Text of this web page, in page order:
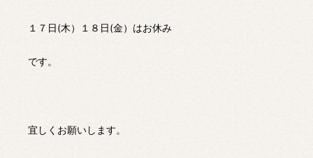
１７日(木）１８日(金）はお休み
です。
宜しくお願いします。